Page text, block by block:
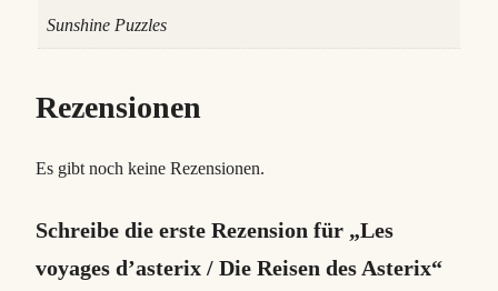
Sunshine Puzzles
Rezensionen
Es gibt noch keine Rezensionen.
Schreibe die erste Rezension für „Les
voyages d’asterix / Die Reisen des Asterix“